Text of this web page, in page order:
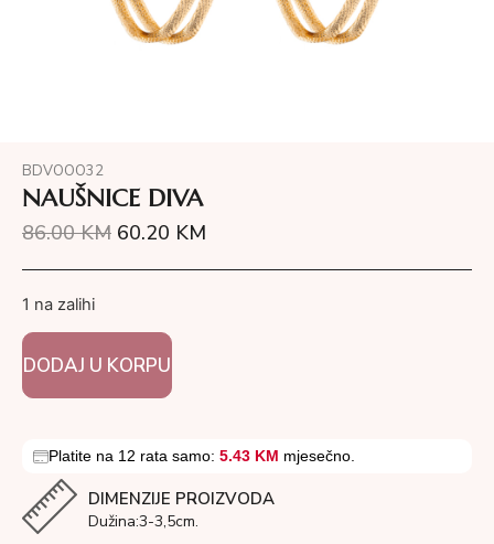
BDVOOO32
NAUŠNICE DIVA
86.00KM 60.20 KM
1 na zalihi
DODAJ U KORPU
Platite na 12 rata samo: 5.43 KM mjesečno.
DIMENZIJE PROIZVODA
Dužina:3-3,5cm.